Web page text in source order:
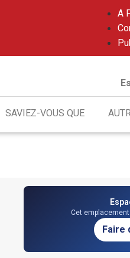
A
SAVIEZ-VOUS QUE
Cet
Faire